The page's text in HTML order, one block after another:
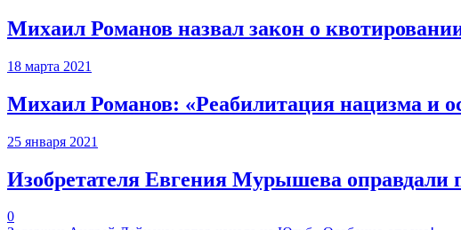
Михаил Романов назвал закон о
18 марта 2021
Михаил Романов: «Реабилитация нацизма и
25 января 2021
Изобретателя Евгения Мурышева оправдали
0